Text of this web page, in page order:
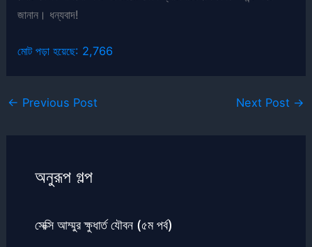
জানান। ধন্যবাদ!
মোট পড়া হয়েছে: 2,766
← Previous Post Next Post →
অনুরূপ গল্প
সেক্সি আম্মুর ক্ষুধার্ত যৌবন (৫ম পর্ব)